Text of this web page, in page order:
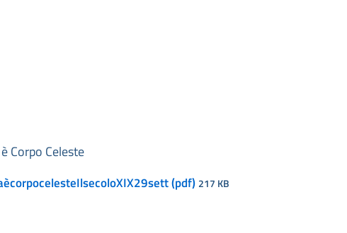
Corpo Celeste
(pdf) 217 KB